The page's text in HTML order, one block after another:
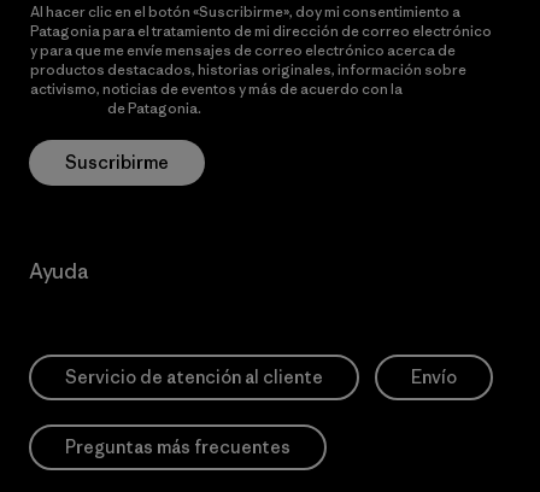
Al hacer clic en el botón «Suscribirme», doy mi consentimiento a
Patagonia para el tratamiento de mi dirección de correo electrónico
y para que me envíe mensajes de correo electrónico acerca de
productos destacados, historias originales, información sobre
activismo, noticias de eventos y más de acuerdo con la
de Patagonia.
Suscribirme
Ayuda
Servicio de atención al cliente Envío
Preguntas más frecuentes